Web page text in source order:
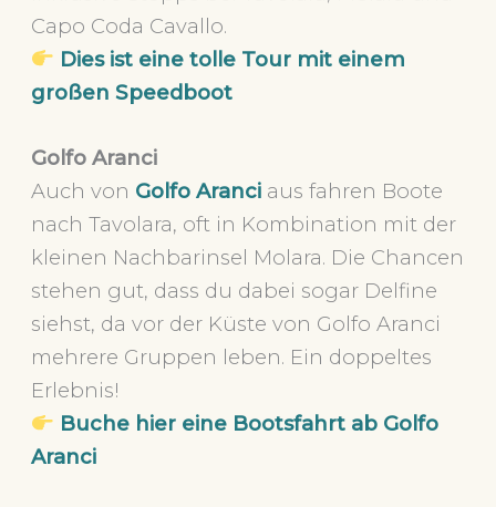
Capo Coda Cavallo.
Dies ist eine tolle Tour mit einem
großen Speedboot
Golfo Aranci
Auch von Golfo Aranci aus fahren Boote
nach Tavolara, oft in Kombination mit der
kleinen Nachbarinsel Molara. Die Chancen
stehen gut, dass du dabei sogar Delfine
siehst, da vor der Küste von Golfo Aranci
mehrere Gruppen leben. Ein doppeltes
Erlebnis!
Buche hier eine Bootsfahrt ab Golfo
Aranci